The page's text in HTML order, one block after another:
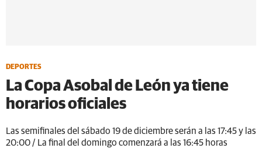
DEPORTES
La Copa Asobal de León ya tiene
horarios oficiales
Las semifinales del sábado 19 de diciembre serán a las 17:45 y las
20:00 / La final del domingo comenzará a las 16:45 horas